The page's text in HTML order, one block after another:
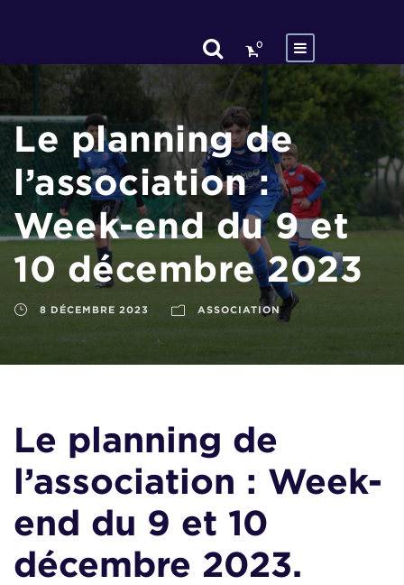
0
Le planning de
l’association :
Week-end du 9 et
10 décembre 2023
8 DÉCEMBRE 2023 ASSOCIATION
Le planning de
l’association : Week-
end du 9 et 10
décembre 2023.